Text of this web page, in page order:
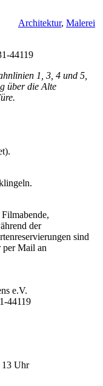
Architektur, Malerei
44119
1, 3, 4 und 5,
über die Alte
der
sind
per Mail an
e.V.
44119
13 Uhr